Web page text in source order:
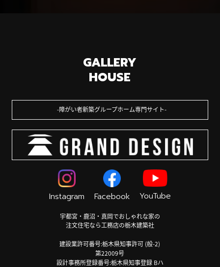
GALLERY
HOUSE
障がい者新築グループホーム専門サイト
Instagram Facebook YouTube
宇都宮・鹿沼・真岡でおしゃれな家の
注文住宅なら工務店の栃木建築社
建設業許可番号:栃木県知事許可 (般-2)
第22009号
設計事務所登録番号:栃木県知事登録 Bハ